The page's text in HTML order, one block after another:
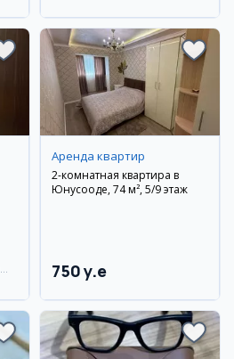
Аренда квартир
2-комнатная квартира в
Юнусооде, 74 м², 5/9 этаж
750 y.e